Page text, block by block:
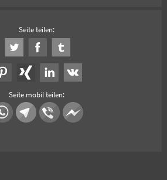
Seite teilen:
Seite mobil teilen: